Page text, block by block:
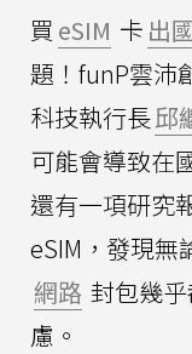
買 eSIM 卡 出
題！funP雲沛
科技執行長邱
可能會導致在
還有一項研究
eSIM，發現無
網路 封包幾
慮。